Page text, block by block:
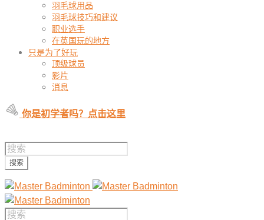
羽毛球用品
羽毛球技巧和建议
职业选手
在英国玩的地方
只是为了好玩
顶级球员
影片
消息
你是初学者吗？点击这里